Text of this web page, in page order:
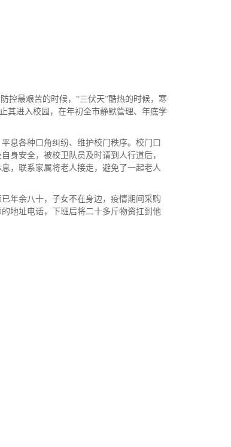
控最艰苦的时候，“三伏天”酷热的时候，寒
其进入校园，在年初全市静默管理、年底学
息各种口角纠纷、维护校门秩序。校门口
身安全，被校卫队员及时请到人行道后，
，联系家属将老人接走，避免了一起老人
年余八十，子女不在身边，疫情期间采购
地址电话，下班后将二十多斤物资扛到他